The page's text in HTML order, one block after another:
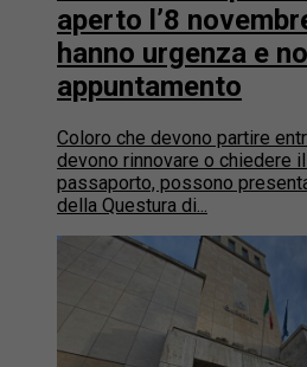
aperto l’8
hanno urgenza e
appuntamento
Coloro che devono partire
devono rinnovare o chiedere
passaporto, possono
della Questura di...